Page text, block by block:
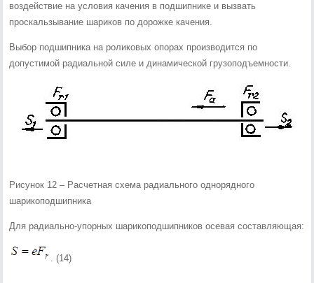
воздействие на условия качения в подшипнике и вызвать
проскальзывание шариков по дорожке качения.
Выбор подшипника на роликовых опорах производится по
допустимой радиальной силе и динамической грузоподъемности.
Рисунок 12 – Расчетная схема радиального однорядного
шарикоподшипника
Для радиально-упорных шарикоподшипников осевая составляющая:
. (14)